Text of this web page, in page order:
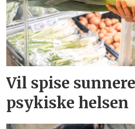
Vil spise
psykiske helsen